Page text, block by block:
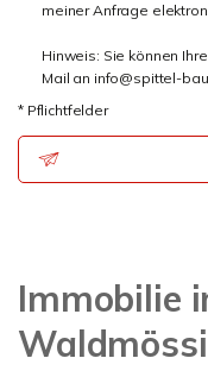
meiner Anfrage
Hinweis: Sie können
Mail an info@spittel-
* Pflichtfelder
Immobilie